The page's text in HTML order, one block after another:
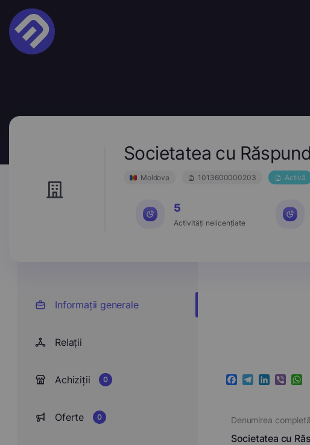
Societatea cu
Moldova 1013600000203 Activă
5
Activități nelicențiate
Informații generale
Relații
Achiziții 0
Oferte 0
Facebook
Telegram
LinkedIn
Viber
Denumirea completă
Societatea cu